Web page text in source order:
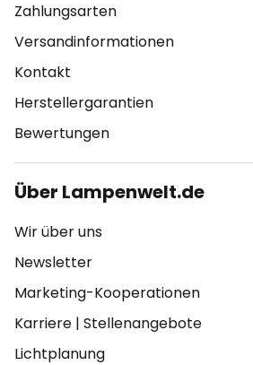
Zahlungsarten
Versandinformationen
Kontakt
Herstellergarantien
Bewertungen
Über Lampenwelt.de
Wir über uns
Newsletter
Marketing-Kooperationen
Karriere | Stellenangebote
Lichtplanung